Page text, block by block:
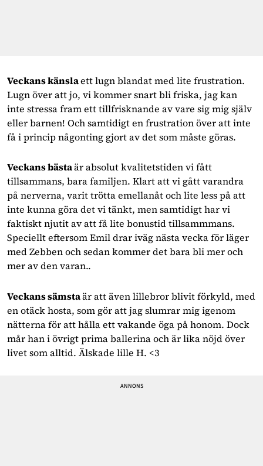
Veckans känsla ett lugn blandat med lite frustration.
Lugn över att jo, vi kommer snart bli friska, jag kan
inte stressa fram ett tillfrisknande av vare sig mig själv
eller barnen! Och samtidigt en frustration över att inte
få i princip någonting gjort av det som måste göras.
Veckans bästa är absolut kvalitetstiden vi fått
tillsammans, bara familjen. Klart att vi gått varandra
på nerverna, varit trötta emellanåt och lite less på att
inte kunna göra det vi tänkt, men samtidigt har vi
faktiskt njutit av att få lite bonustid tillsammmans.
Speciellt eftersom Emil drar iväg nästa vecka för läger
med Zebben och sedan kommer det bara bli mer och
mer av den varan..
Veckans sämsta är att även lillebror blivit förkyld, med
en otäck hosta, som gör att jag slumrar mig igenom
nätterna för att hålla ett vakande öga på honom. Dock
mår han i övrigt prima ballerina och är lika nöjd över
livet som alltid. Älskade lille H. <3